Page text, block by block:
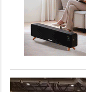
Anuncie
Contacto